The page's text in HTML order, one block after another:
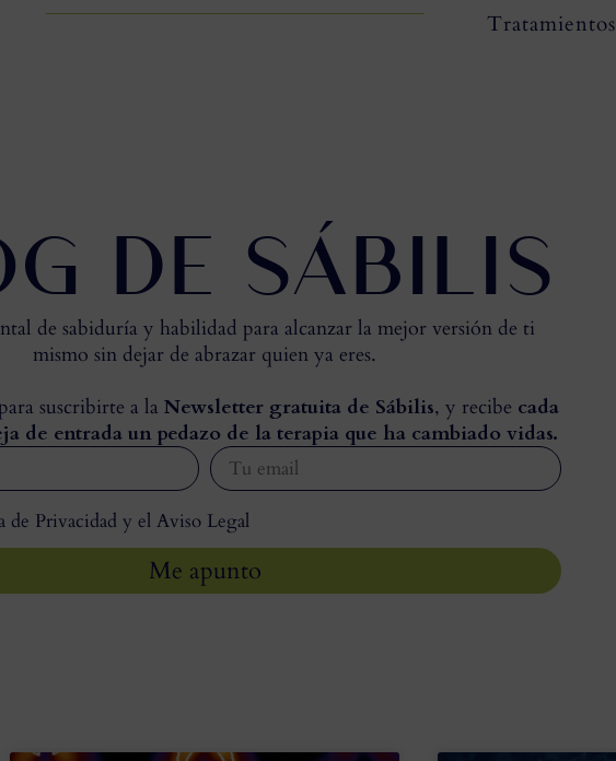
Tratamientos
DE SÁBILIS
de sabiduría y habilidad para alcanzar la mejor versión de ti
mismo sin dejar de abrazar quien ya eres.
suscribirte a la Newsletter gratuita de Sábilis, y recibe cada
de entrada un pedazo de la terapia que ha cambiado vidas.
de Privacidad y el Aviso Legal
Me apunto